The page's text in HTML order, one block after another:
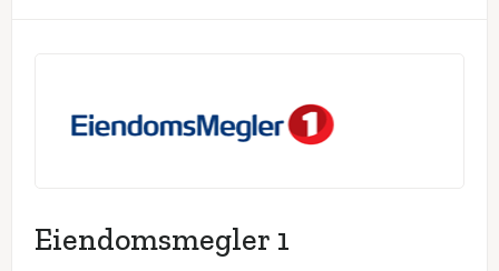
Eiendomsmegler 1